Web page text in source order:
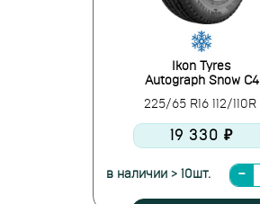
Ikon Tyres
Autograph Snow C4
225/65 R16 112/110R
19 330 ₽
в наличии > 10шт.